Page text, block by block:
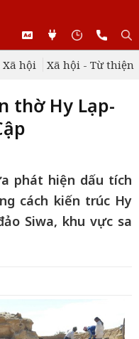
hội Xã hội - Từ thiện
thờ Hy Lạp-
phát hiện dấu tích
cách kiến trúc Hy
Siwa, khu vực sa